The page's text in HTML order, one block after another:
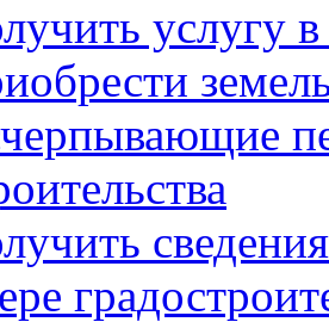
услугу в